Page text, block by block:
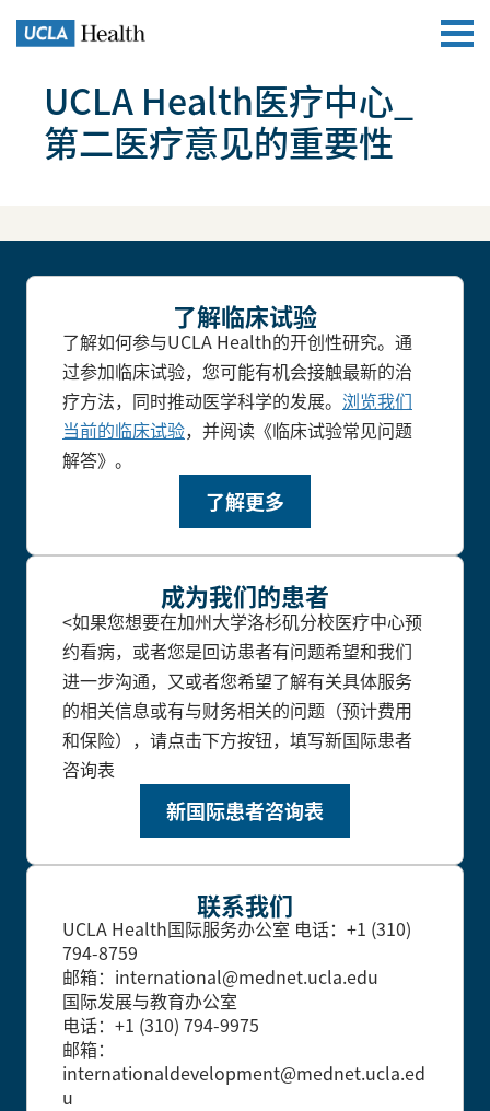
UCLA Health医疗中心_
第二医疗意见的重要性
了解临床试验
了解如何参与UCLA Health的开创性研究。通
过参加临床试验，您可能有机会接触最新的治
疗方法，同时推动医学科学的发展。 浏览我们
当前的临床试验，并阅读《临床试验常见问题
解答》。
了解更多
成为我们的患者
<如果您想要在加州大学洛杉矶分校医疗中心预
约看病，或者您是回访患者有问题希望和我们
进一步沟通，又或者您希望了解有关具体服务
的相关信息或有与财务相关的问题（预计费用
和保险），请点击下方按钮，填写新国际患者
咨询表
新国际患者咨询表
联系我们
UCLA Health国际服务办公室 电话：+1 (310)
794-8759
邮箱：international@mednet.ucla.edu
国际发展与教育办公室
电话：+1 (310) 794-9975
邮箱：
internationaldevelopment@mednet.ucla.ed
u